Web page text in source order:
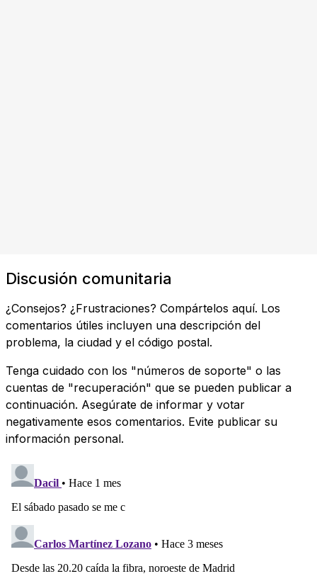
Discusión comunitaria
¿Consejos? ¿Frustraciones? Compártelos aquí. Los
comentarios útiles incluyen una descripción del
problema, la ciudad y el código postal.
Tenga cuidado con los "números de soporte" o las
cuentas de "recuperación" que se pueden publicar a
continuación. Asegúrate de informar y votar
negativamente esos comentarios. Evite publicar su
información personal.